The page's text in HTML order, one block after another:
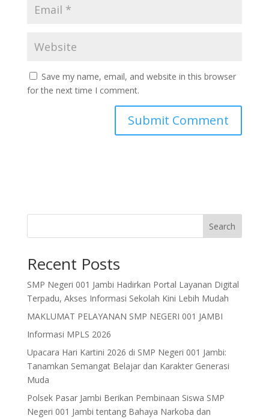
Save my name, email, and website in this browser
for the next time I comment.
Search
Recent Posts
SMP Negeri 001 Jambi Hadirkan Portal Layanan Digital
Terpadu, Akses Informasi Sekolah Kini Lebih Mudah
MAKLUMAT PELAYANAN SMP NEGERI 001 JAMBI
Informasi MPLS 2026
Upacara Hari Kartini 2026 di SMP Negeri 001 Jambi:
Tanamkan Semangat Belajar dan Karakter Generasi
Muda
Polsek Pasar Jambi Berikan Pembinaan Siswa SMP
Negeri 001 Jambi tentang Bahaya Narkoba dan